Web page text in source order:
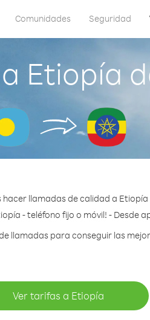
Comunidades Seguridad
Etiopía
hacer llamadas de calidad a Etiopía
- teléfono fijo o móvil! - Desde
llamadas para conseguir las
Ver tarifas a Etiopía